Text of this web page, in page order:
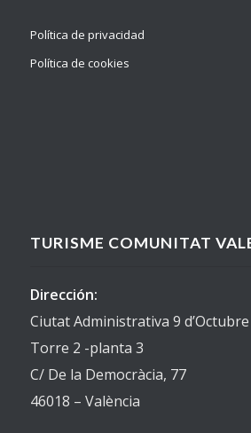
Política de privacidad
Política de cookies
TURISME COMUNITAT
Dirección:
Ciutat Administrativa 9 d’Octubre
Torre 2 -planta 3
C/ De la Democràcia, 77
46018 – València